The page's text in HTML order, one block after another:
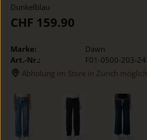
Dunkelblau
CHF 159.90
Marke:
Dawn
Art.-Nr.:
F01-0500-203-
Abholung im Store in Zürich möglich